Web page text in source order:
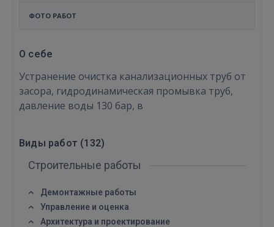
ФОТО РАБОТ
О себе
Устранение очистка канализационных труб от
засора, гидродинамическая промывка труб,
давление воды 130 бар, в
Виды работ (132)
Строительные работы
Демонтажные работы
Управление и оценка
Архитектура и проектирование